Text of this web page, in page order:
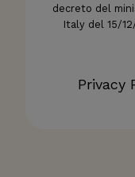
decreto del
Italy del 15/
Privacy